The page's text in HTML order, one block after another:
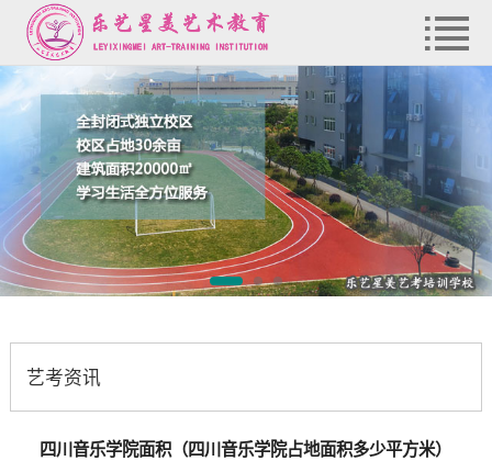
艺考资讯
四川音乐学院面积（四川音乐学院占地面积多少平方米）